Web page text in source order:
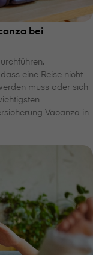
bei
eine Reise nicht
muss oder sich
Vacanza in